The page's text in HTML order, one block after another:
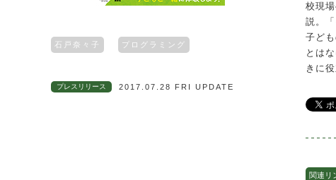
石戸奈々子 プログラミング
プレスリリース 2017.07.28 FRI UPDATE
校現
説。
子ど
とは
きに
関連リ